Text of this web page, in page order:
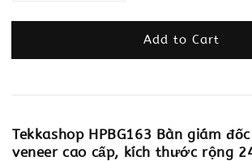
Add to Cart
Tekkashop HPBG163 Bàn giám
veneer cao cấp, kích thước rộng